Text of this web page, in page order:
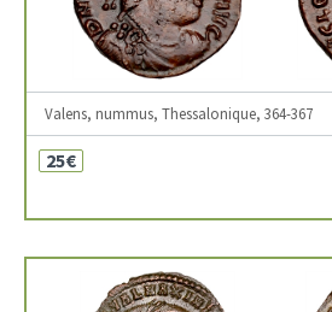
Valens, nummus, Thessalonique, 364-367
25€